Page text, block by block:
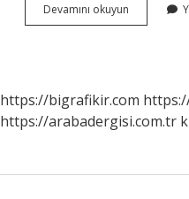
Devamını okuyun Kanguru
Kaç
https://bigrafikir.com
https://arabadergisi.com.tr